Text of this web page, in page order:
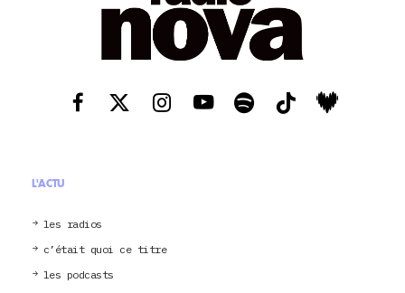
L'ACTU
les radios
c’était quoi ce titre
les podcasts